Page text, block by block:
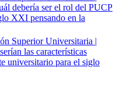
debería ser el rol del PUCP
XXI pensando en la
Superior Universitaria |
las características
universitario para el siglo